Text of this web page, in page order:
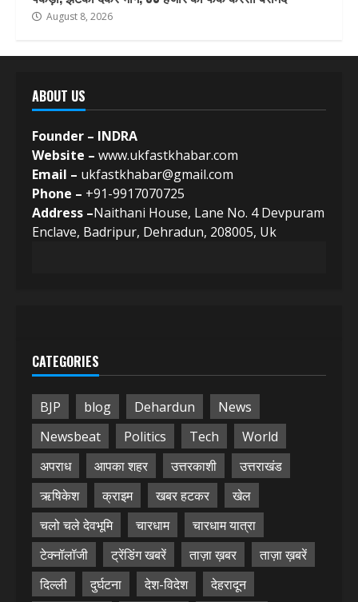
August 8, 2026
ABOUT US
Founder – INDRA
Website – www.ukfastkhabar.com
Email – ukfastkhabar@gmail.com
Phone – +91-9917070725
Address –Naithani House, Lane No. 4 Devpuram
Enclave, Badripur, Dehradun, 208005, Uk
CATEGORIES
BJP blog Dehardun
News
Newsbeat
Politics Tech
World
अपराध
आपका शहर उत्तरकाशी
उत्तराखंड
ऋषिकेश
क्राइम खबर हटकर
खेल
चलो चले देवभूमि
चारधाम
चारधाम यात्रा
टेक्नॉलॉजी
ट्रेंडिंग खबरें ताज़ा ख़बर
ताज़ा ख़बरें
दिल्ली
दुर्घटना देश-विदेश
देहरादून